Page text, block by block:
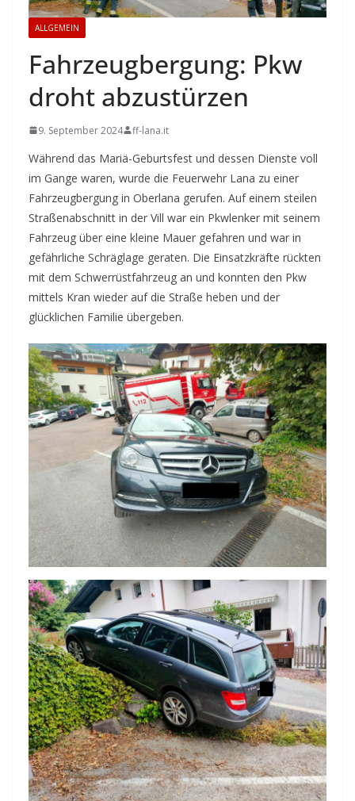
ALLGEMEIN
Fahrzeugbergung: Pkw
droht abzustürzen
9. September 2024 ff-lana.it
Während das Mariä-Geburtsfest und dessen Dienste voll
im Gange waren, wurde die Feuerwehr Lana zu einer
Fahrzeugbergung in Oberlana gerufen. Auf einem steilen
Straßenabschnitt in der Vill war ein Pkwlenker mit seinem
Fahrzeug über eine kleine Mauer gefahren und war in
gefährliche Schräglage geraten. Die Einsatzkräfte rückten
mit dem Schwerrüstfahrzeug an und konnten den Pkw
mittels Kran wieder auf die Straße heben und der
glücklichen Familie übergeben.